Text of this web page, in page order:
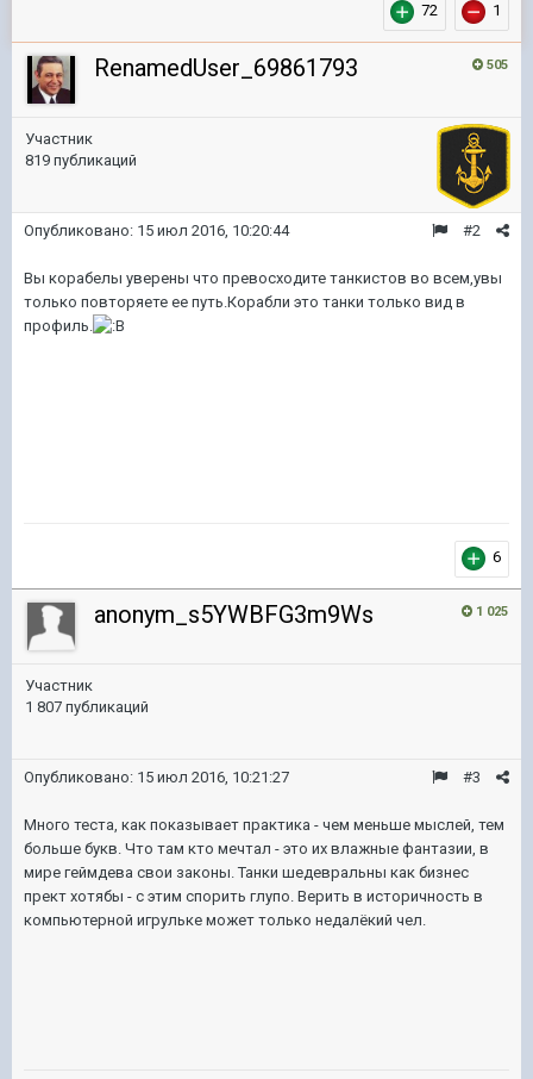
72 1
505
RenamedUser_69861793
Участник
819 публикаций
#2
Опубликовано: 15 июл 2016, 10:20:44
Вы корабелы уверены что превосходите танкистов во всем,увы
только повторяете ее путь.Корабли это танки только вид в
профиль.
6
1 025
anonym_s5YWBFG3m9Ws
Участник
1 807 публикаций
#3
Опубликовано: 15 июл 2016, 10:21:27
Много теста, как показывает практика - чем меньше мыслей, тем
больше букв. Что там кто мечтал - это их влажные фантазии, в
мире геймдева свои законы. Танки шедевральны как бизнес
прект хотябы - с этим спорить глупо. Верить в историчность в
компьютерной игрульке может только недалёкий чел.